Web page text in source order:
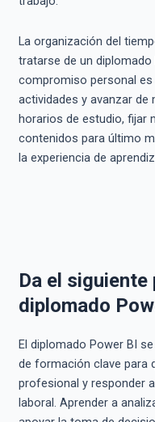
La organización del
tratarse de un diplomado
compromiso personal
actividades y avanzar de
horarios de estudio, fijar
contenidos para último
la experiencia de
Da el siguiente
diplomado
El diplomado Power BI
de formación clave para
profesional y responder
laboral. Aprender a